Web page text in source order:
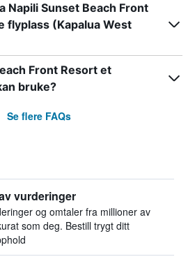
Napili Sunset Beach Front
(Kapalua West
Front Resort et
bruke?
Se flere FAQs
vurderinger
og omtaler fra millioner av
som deg. Bestill trygt ditt